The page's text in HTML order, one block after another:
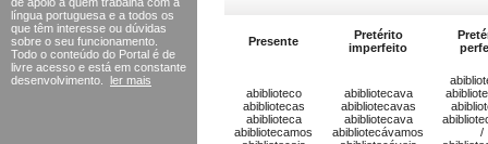
língua portuguesa e a todos os
que têm interesse ou dúvidas
sobre o seu funcionamento.
Todo o conteúdo do Portal é de
livre acesso e está em constante
desenvolvimento.
ler mais
Presente
Pretérito
imperfeito
abiblioteco
abibliotecas
abiblioteca
abibliotecamos
abibliotecava
abibliotecavas
abibliotecava
abibliotecávamos
/